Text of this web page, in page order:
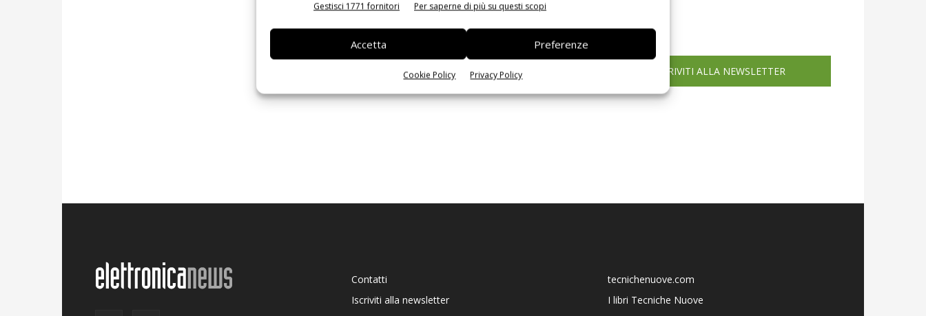
Gestisci 1771 fornitori Per saperne di più su questi scopi
Accetta Preferenze
Cookie Policy Privacy Policy ISCRIVITI ALLA NEWSLETTER
Contatti
Iscriviti alla newsletter
tecnichenuove.com
I libri Tecniche Nuove